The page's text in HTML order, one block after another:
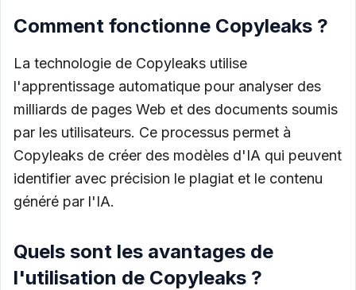
Comment fonctionne Copyleaks ?
La technologie de Copyleaks utilise
l'apprentissage automatique pour analyser des
milliards de pages Web et des documents soumis
par les utilisateurs. Ce processus permet à
Copyleaks de créer des modèles d'IA qui peuvent
identifier avec précision le plagiat et le contenu
généré par l'IA.
Quels sont les avantages de
l'utilisation de Copyleaks ?